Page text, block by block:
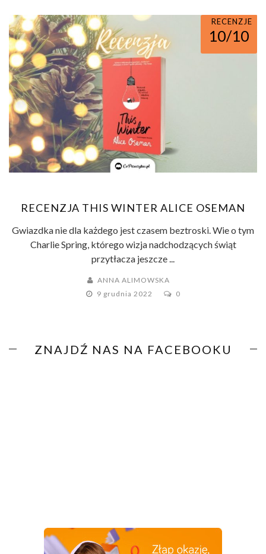
RECENZJE
10/10
RECENZJA THIS WINTER ALICE OSEMAN
Gwiazdka nie dla każdego jest czasem beztroski. Wie o tym
Charlie Spring, którego wizja nadchodzących świąt
przytłacza jeszcze ...
ANNA ALIMOWSKA
9 grudnia 2022
0
ZNAJDŹ NAS NA FACEBOOKU